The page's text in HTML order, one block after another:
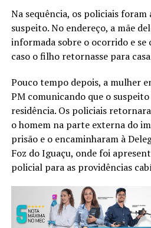
Na sequência, os policiais foram
suspeito. No endereço, a mãe
informada sobre o ocorrido e se
caso o filho retornasse para
Pouco tempo depois, a mulher
PM comunicando que o suspeito
residência. Os policiais
o homem na parte externa do
prisão e o encaminharam à
Foz do Iguaçu, onde foi
policial para as providências